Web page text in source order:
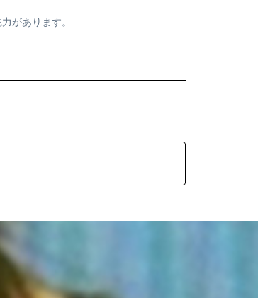
があります。